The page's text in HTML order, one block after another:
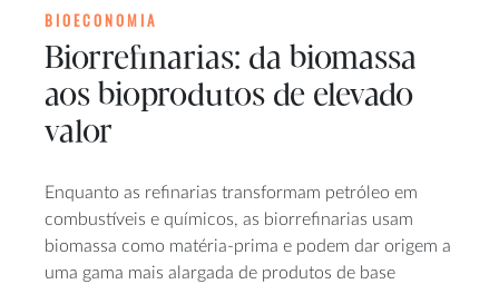
BIOECONOMIA
Biorrefinarias: da biomassa
aos bioprodutos de elevado
valor
Enquanto as refinarias transformam petróleo em
combustíveis e químicos, as biorrefinarias usam
biomassa como matéria-prima e podem dar origem a
uma gama mais alargada de produtos de base